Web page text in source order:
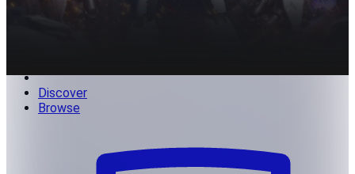
Discover
Browse